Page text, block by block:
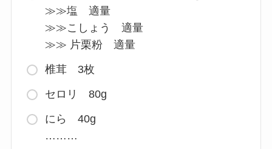
≫≫塩 適量
≫≫こしょう 適量
≫≫ 片栗粉 適量
椎茸 3枚
セロリ 80g
にら 40g
………